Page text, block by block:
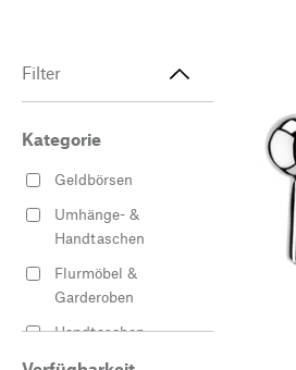
Filter
Kategorie
Geldbörsen
Umhänge- &
Handtaschen
Flurmöbel &
Garderoben
Handtaschen
Kleiderbügel & Haken